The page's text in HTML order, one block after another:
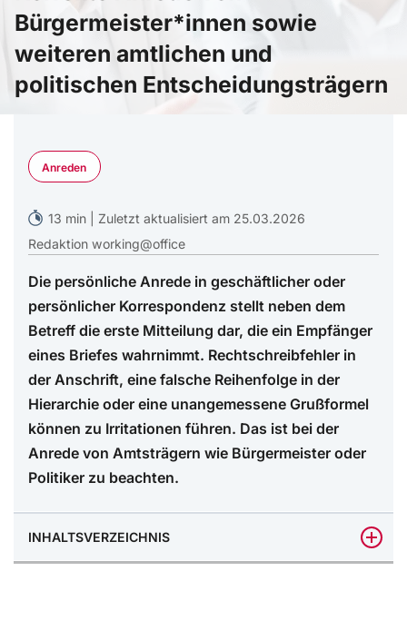
Bürgermeister*innen sowie
weiteren amtlichen und
politischen Entscheidungsträgern
Anreden
13 min | Zuletzt aktualisiert am 25.03.2026
Redaktion working@office
Die persönliche Anrede in geschäftlicher oder
persönlicher Korrespondenz stellt neben dem
Betreff die erste Mitteilung dar, die ein Empfänger
eines Briefes wahrnimmt. Rechtschreibfehler in
der Anschrift, eine falsche Reihenfolge in der
Hierarchie oder eine unangemessene Grußformel
können zu Irritationen führen. Das ist bei der
Anrede von Amtsträgern wie Bürgermeister oder
Politiker zu beachten.
INHALTSVERZEICHNIS